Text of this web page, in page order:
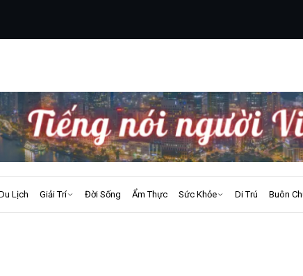
Lịch Giải Trí Đời Sống Ẩm Thực Sức Khỏe Di Trú Buôn